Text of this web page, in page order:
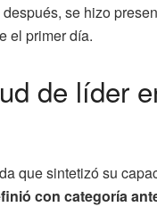
se hizo
el primer día.
de líder
que sintetizó su
con categoría